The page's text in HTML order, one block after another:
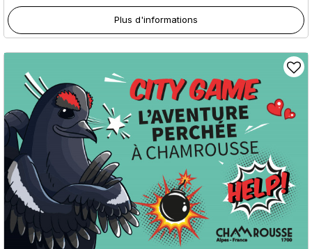
Plus d'informations